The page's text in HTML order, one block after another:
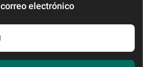
correo electrónico